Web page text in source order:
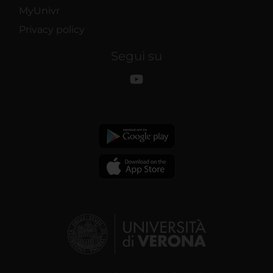
MyUnivr
Privacy policy
Segui su